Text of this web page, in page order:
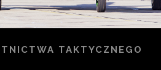
TAKTYCZNEGO